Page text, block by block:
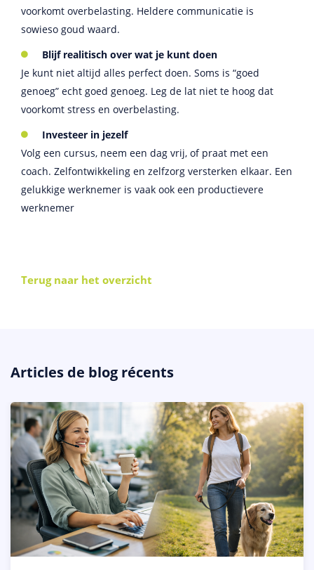
voorkomt overbelasting. Heldere communicatie is
sowieso goud waard.
Blijf realitisch over wat je kunt doen
Je kunt niet altijd alles perfect doen. Soms is “goed
genoeg” echt goed genoeg. Leg de lat niet te hoog dat
voorkomt stress en overbelasting.
Investeer in jezelf
Volg een cursus, neem een dag vrij, of praat met een
coach. Zelfontwikkeling en zelfzorg versterken elkaar. Een
gelukkige werknemer is vaak ook een productievere
werknemer
Terug naar het overzicht
Articles de blog récents